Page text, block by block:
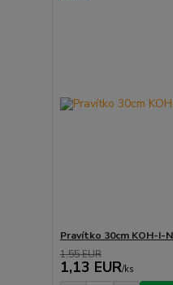
Pravítko 30cm KOH-I-
1,55 EUR
1,13 EUR/ks